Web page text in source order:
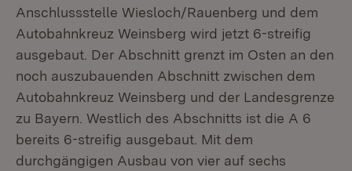
Anschlussstelle Wiesloch/Rauenberg und dem
Autobahnkreuz Weinsberg wird jetzt 6-streifig
ausgebaut. Der Abschnitt grenzt im Osten an den
noch auszubauenden Abschnitt zwischen dem
Autobahnkreuz Weinsberg und der Landesgrenze
zu Bayern. Westlich des Abschnitts ist die A 6
bereits 6-streifig ausgebaut. Mit dem
durchgängigen Ausbau von vier auf sechs